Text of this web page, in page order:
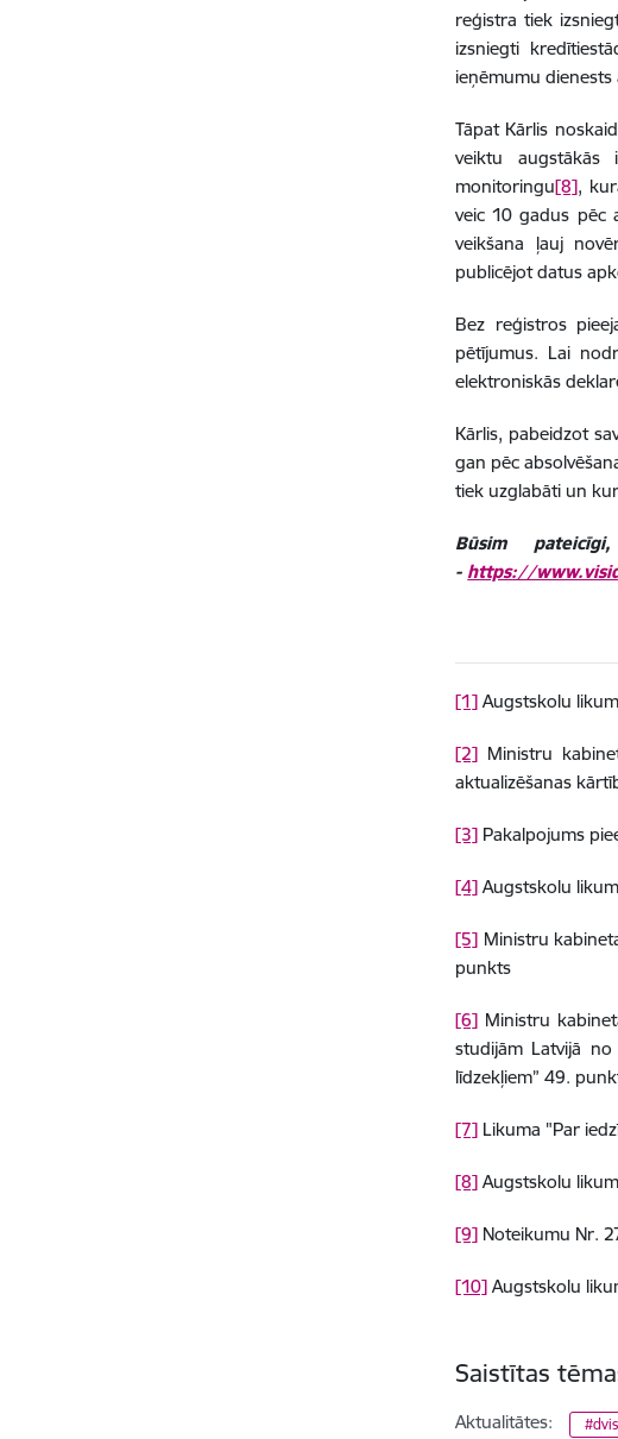
reģistra tiek
izsniegti
ieņēmumu
Tāpat Kārlis
veiktu augstākās
monitoringu[8],
veic 10 gadus pēc
veikšana ļauj
publicējot datus
Bez reģistros
pētījumus. Lai
elektroniskās
Kārlis, pabeidzot
gan pēc
tiek uzglabāti un
Būsim
- https://
[1] Augstskolu
[2] Ministru
aktualizēšanas
[3] Pakalpojums
[4] Augstskolu
[5] Ministru
punkts
[6] Ministru
studijām Latvijā
līdzekļiem” 49.
[7] Likuma "Par
[8] Augstskolu
[9] Noteikumu Nr.
[10] Augstskolu
Saistītas
Aktualitātes: